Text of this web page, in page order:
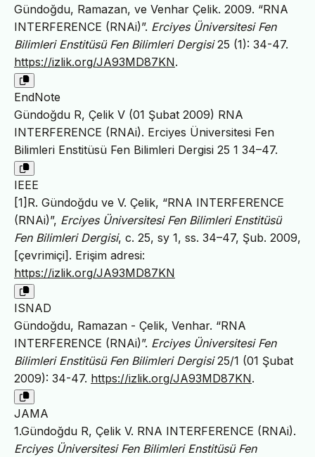
Gündoğdu, Ramazan, ve Venhar Çelik. 2009. “RNA
INTERFERENCE (RNAi)”. Erciyes Üniversitesi Fen
Bilimleri Enstitüsü Fen Bilimleri Dergisi25 (1): 34-47.
https://izlik.org/JA93MD87KN.
EndNote
Gündoğdu R, Çelik V (01 Şubat 2009) RNA
INTERFERENCE (RNAi). Erciyes Üniversitesi Fen
Bilimleri Enstitüsü Fen Bilimleri Dergisi 25 1 34–47.
IEEE
[1]R. Gündoğdu ve V. Çelik, “RNA INTERFERENCE
(RNAi)”, Erciyes Üniversitesi Fen Bilimleri Enstitüsü
Fen Bilimleri Dergisi, c. 25, sy 1, ss. 34–47, Şub. 2009,
[çevrimiçi]. Erişim adresi:
https://izlik.org/JA93MD87KN
ISNAD
Gündoğdu, Ramazan - Çelik, Venhar. “RNA
INTERFERENCE (RNAi)”. Erciyes Üniversitesi Fen
Bilimleri Enstitüsü Fen Bilimleri Dergisi25/1 (01 Şubat
2009): 34-47. https://izlik.org/JA93MD87KN.
JAMA
1.Gündoğdu R, Çelik V. RNA INTERFERENCE (RNAi).
Erciyes Üniversitesi Fen Bilimleri Enstitüsü Fen